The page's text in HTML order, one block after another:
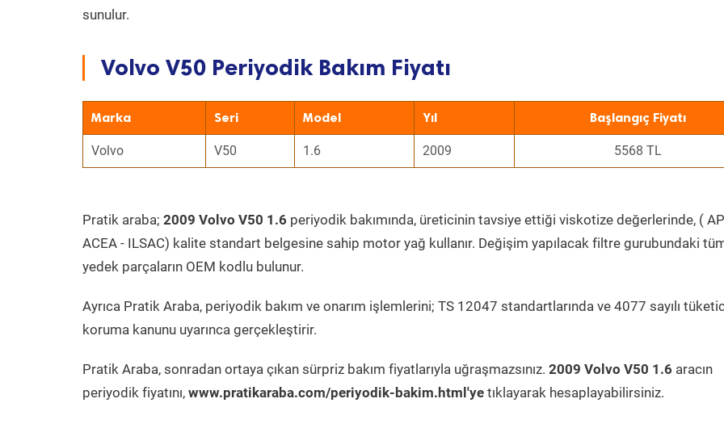
sunulur.
Volvo V50 Periyodik Bakım Fiyatı
Marka Seri Model Yıl Başlangıç Fiyatı
Volvo V50 1.6 2009 5568 TL
Pratik araba; 2009 Volvo V50 1.6 periyodik bakımında, üreticinin tavsiye ettiği viskotize değerlerinde, (
ACEA - ILSAC) kalite standart belgesine sahip motor yağ kullanır. Değişim yapılacak filtre gurubundaki
yedek parçaların OEM kodlu bulunur.
Ayrıca Pratik Araba, periyodik bakım ve onarım işlemlerini; TS 12047 standartlarında ve 4077 sayılı
koruma kanunu uyarınca gerçekleştirir.
Pratik Araba, sonradan ortaya çıkan sürpriz bakım fiyatlarıyla uğraşmazsınız. 2009 Volvo V50 1.6 aracın
periyodik fiyatını, www.pratikaraba.com/periyodik-bakim.html'ye tıklayarak hesaplayabilirsiniz.